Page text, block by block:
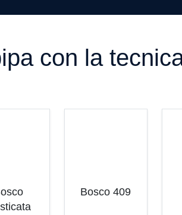
con la
Bosco 409